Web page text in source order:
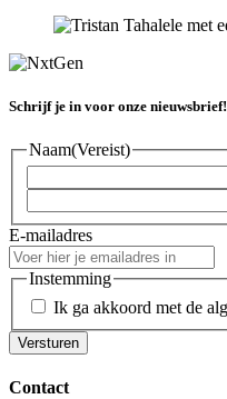
Schrijf je in voor onze nieuwsbrief!
Naam(Vereist)
E-mailadres
Instemming
Ik ga akkoord met de
Contact